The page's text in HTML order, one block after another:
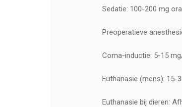
Sedatie: 100-200 mg
Preoperatieve
Coma-inductie: 5-15
Euthanasie (mens):
Euthanasie bij dieren: